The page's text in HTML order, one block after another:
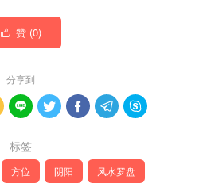
 赞 (0)
分享到
    
标签
方位 阴阳 风水罗盘